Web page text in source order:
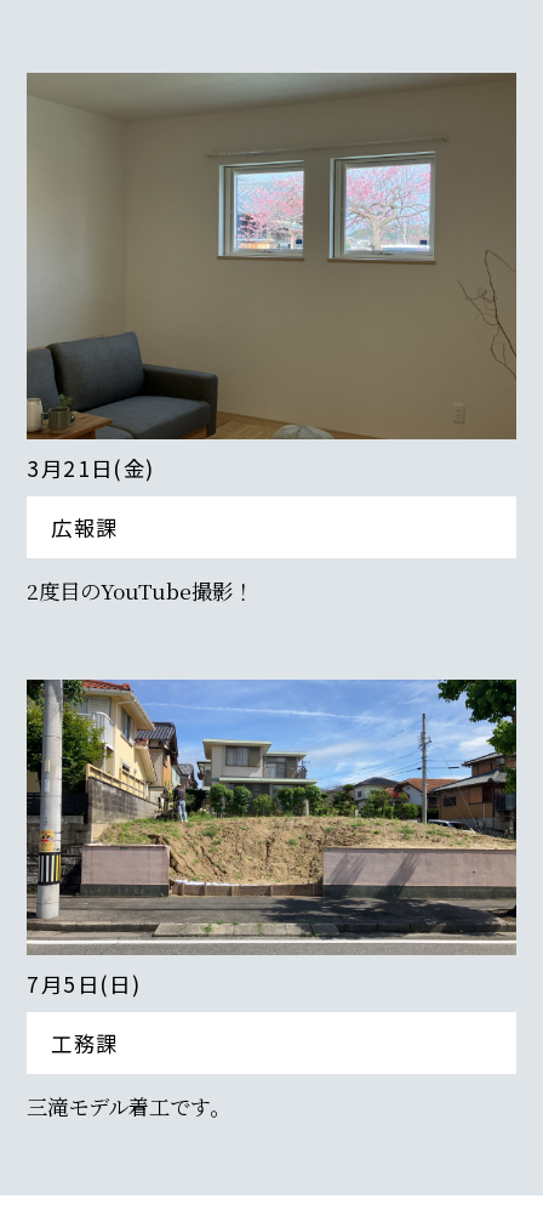
3月21日(金)
広報課
2度目のYouTube撮影！
7月5日(日)
工務課
三滝モデル着工です。